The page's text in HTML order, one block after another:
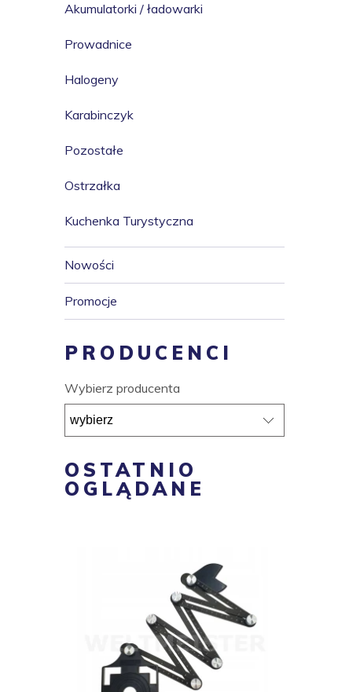
Akumulatorki / ładowarki
Prowadnice
Halogeny
Karabinczyk
Pozostałe
Ostrzałka
Kuchenka Turystyczna
Nowości
Promocje
PRODUCENCI
Wybierz producenta
OSTATNIO
OGLĄDANE